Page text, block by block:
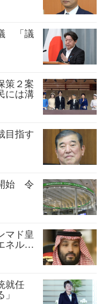
「議
策２案
には溝
目指す
始 令
マド皇
ネルギ
就任